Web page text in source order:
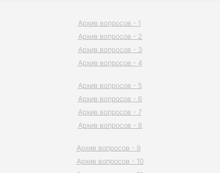
Архив вопросов - 1
Архив вопросов - 2
Архив вопросов - 3
Архив вопросов - 4
Архив вопросов - 5
Архив вопросов - 6
Архив вопросов - 7
Архив вопросов - 8
Архив вопросов - 9
Архив вопросов - 10